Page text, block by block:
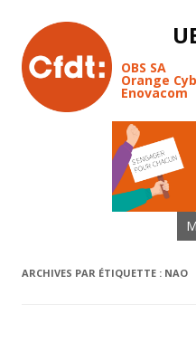
OBS SA
Orange
Enovacom
ARCHIVES PAR ÉTIQUETTE : NAO